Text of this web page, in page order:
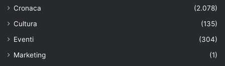
Cronaca
(2.078)
Cultura
(135)
Eventi
(304)
Marketing
(1)